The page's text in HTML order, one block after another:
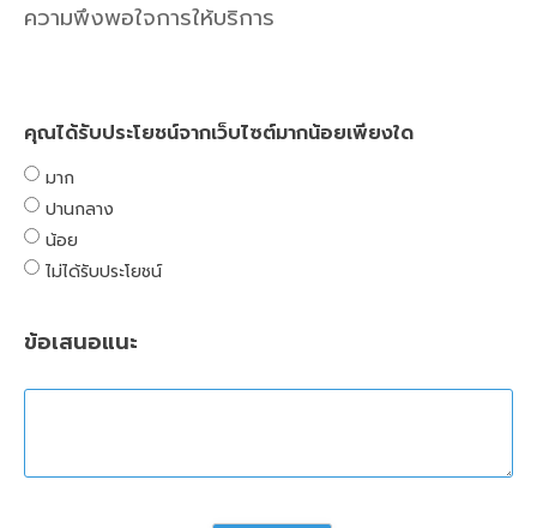
ความพึงพอใจการให้บริการ
คุณได้รับประโยชน์จากเว็บไซต์มากน้อยเพียงใด
มาก
ปานกลาง
น้อย
ไม่ได้รับประโยชน์
ข้อเสนอแนะ